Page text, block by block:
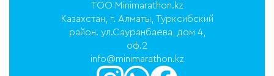
ТОО Minimarathon.kz
Казахстан, г. Алматы, Турксибский
район. ул.Сауранбаева, дом 4,
оф.2
info@minimarathon.kz